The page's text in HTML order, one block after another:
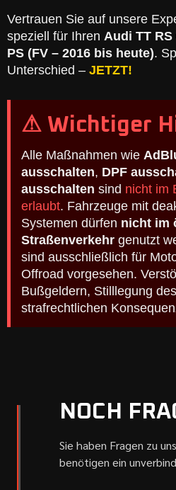
Vertrauen Sie auf unsere
speziell für Ihren Audi TT RS
PS (FV – 2016 bis heute).
Unterschied – JETZT!
⚠ Wichtiger
Alle Maßnahmen wie
ausschalten, DPF
ausschalten sind nicht im
erlaubt. Fahrzeuge mit
Systemen dürfen nicht im
Straßenverkehr genutzt
sind ausschließlich für
Offroad vorgesehen.
Bußgeldern, Stilllegung
strafrechtlichen
NOCH
Sie haben Fragen zu
benötigen ein